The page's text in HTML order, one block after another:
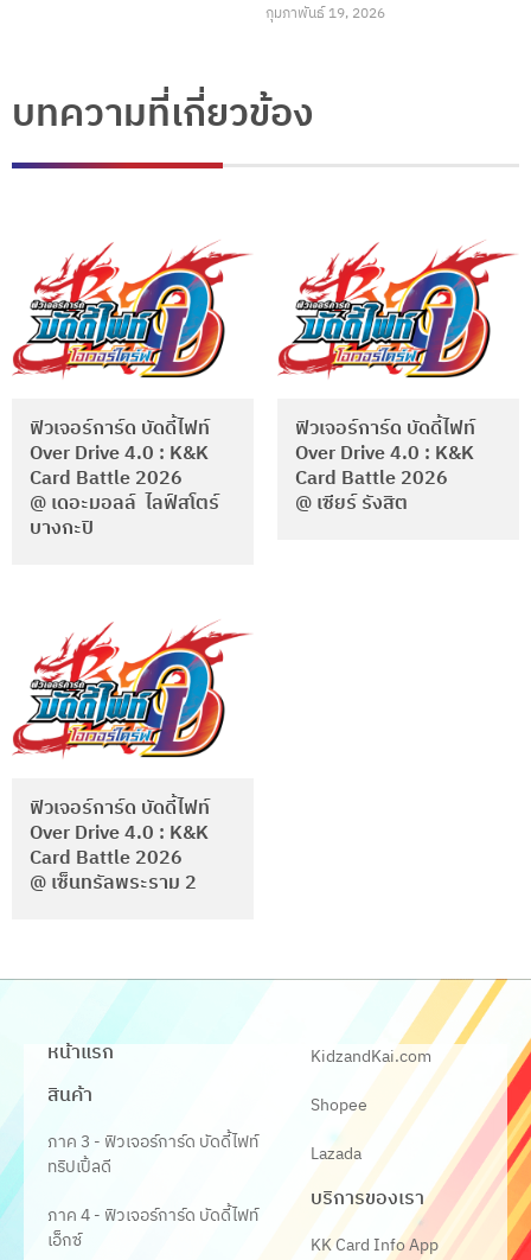
กุมภาพันธ์ 19, 2026
บทความที่เกี่ยวข้อง
ฟิวเจอร์การ์ด บัดดี้ไฟท์
Over Drive 4.0 : K&K
Card Battle 2026
@ เดอะมอลล์ ไลฟ์สโตร์
บางกะปิ
ฟิวเจอร์การ์ด บัดดี้ไฟท์
Over Drive 4.0 : K&K
Card Battle 2026
@ เซียร์ รังสิต
ฟิวเจอร์การ์ด บัดดี้ไฟท์
Over Drive 4.0 : K&K
Card Battle 2026
@ เซ็นทรัลพระราม 2
หน้าแรก
สินค้า
ภาค 3 - ฟิวเจอร์การ์ด บัดดี้ไฟท์
ทริปเปิ้ลดี
ภาค 4 - ฟิวเจอร์การ์ด บัดดี้ไฟท์
เอ็กซ์
KidzandKai.com
Shopee
Lazada
บริการของเรา
KK Card Info App